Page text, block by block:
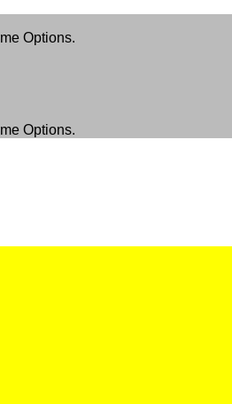
Options.
Options.